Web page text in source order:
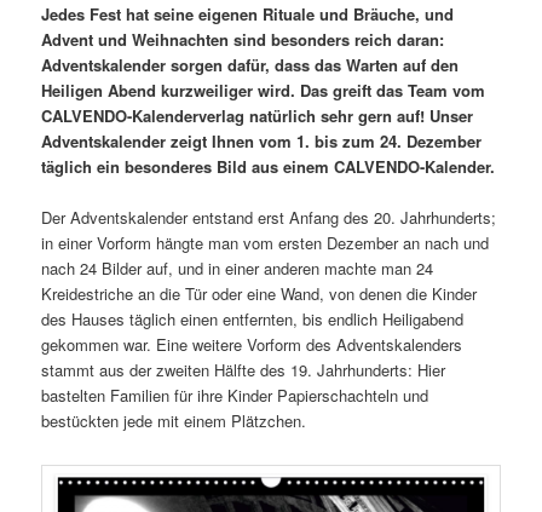
Jedes Fest hat seine eigenen Rituale und Bräuche, und
Advent und Weihnachten sind besonders reich daran:
Adventskalender sorgen dafür, dass das Warten auf den
Heiligen Abend kurzweiliger wird. Das greift das Team vom
CALVENDO-Kalenderverlag natürlich sehr gern auf! Unser
Adventskalender zeigt Ihnen vom 1. bis zum 24. Dezember
täglich ein besonderes Bild aus einem CALVENDO-Kalender.
Der Adventskalender entstand erst Anfang des 20. Jahrhunderts;
in einer Vorform hängte man vom ersten Dezember an nach und
nach 24 Bilder auf, und in einer anderen machte man 24
Kreidestriche an die Tür oder eine Wand, von denen die Kinder
des Hauses täglich einen entfernten, bis endlich Heiligabend
gekommen war. Eine weitere Vorform des Adventskalenders
stammt aus der zweiten Hälfte des 19. Jahrhunderts: Hier
bastelten Familien für ihre Kinder Papierschachteln und
bestückten jede mit einem Plätzchen.